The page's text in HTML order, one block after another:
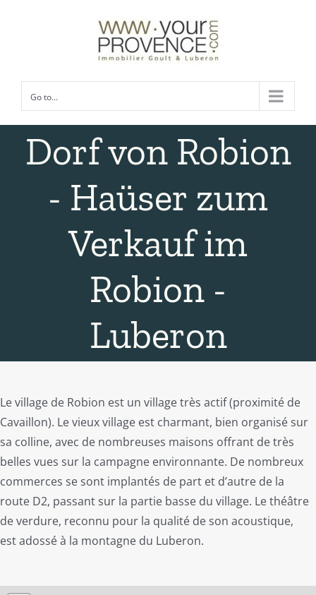
Go to...
Dorf von Robion
- Haüser zum
Verkauf im
Robion -
Luberon
Le village de Robion est un village très actif (proximité de
Cavaillon). Le vieux village est charmant, bien organisé sur
sa colline, avec de nombreuses maisons offrant de très
belles vues sur la campagne environnante. De nombreux
commerces se sont implantés de part et d’autre de la
route D2, passant sur la partie basse du village. Le théâtre
de verdure, reconnu pour la qualité de son acoustique,
est adossé à la montagne du Luberon.